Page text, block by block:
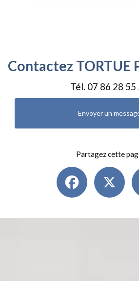
Contactez TORTUE
Tél. 07 86 28 55
Envoyer un
Partagez cette
Facebook